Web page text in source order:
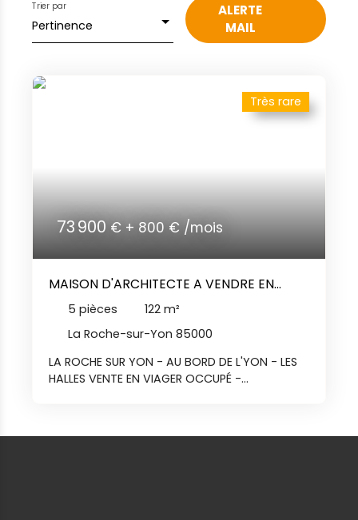
Pertinence
Trier par
ALERTE
MAIL
73 900€ + 800 € /mois
Très rare
MAISON D'ARCHITECTE A VENDRE EN
VIAGER
5 pièces 122 m²
La Roche-sur-Yon 85000
LA ROCHE SUR YON - AU BORD DE L'YON - LES
HALLES VENTE EN VIAGER OCCUPÉ -